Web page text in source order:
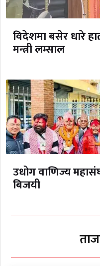
विदेशमा बसेर धारे
मन्त्री लम्साल
उधोग वाणिज्य
बिजयी